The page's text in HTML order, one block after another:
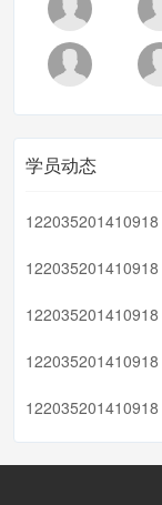
学员动态
122035201410918
122035201410918
122035201410918
122035201410918
122035201410918